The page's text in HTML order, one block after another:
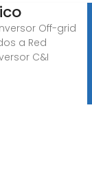
Off-grid
a Red
C&I